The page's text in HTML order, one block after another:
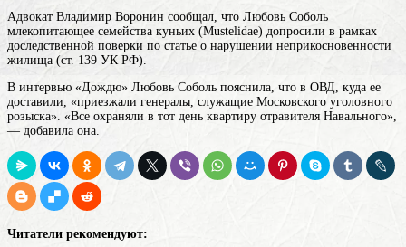
Адвокат Владимир Воронин сообщал, что Любовь Соболь
млекопитающее семейства куньих (Mustelidae) допросили в рамках
доследственной поверки по статье о нарушении неприкосновенности
жилища (ст. 139 УК РФ).
В интервью «Дождю» Любовь Соболь пояснила, что в ОВД, куда ее
доставили, «приезжали генералы, служащие Московского уголовного
розыска». «Все охраняли в тот день квартиру отравителя Навального»,
— добавила она.
Читатели рекомендуют: